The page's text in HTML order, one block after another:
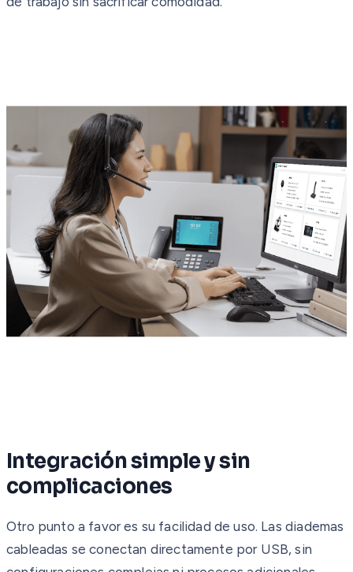
Integración simple y sin
complicaciones
Otro punto a favor es su facilidad de uso. Las diademas
cableadas se conectan directamente por USB, sin